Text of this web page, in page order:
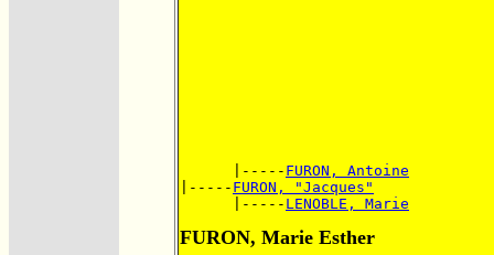
      |-----
FURON, Antoine
|----- FURON, "Jacques"
      |-----
LENOBLE, Marie
FURON, Marie Esther